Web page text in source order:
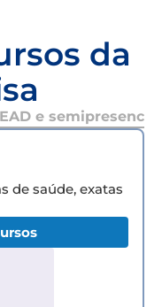
da
EAD e semipresencial
de saúde, exatas